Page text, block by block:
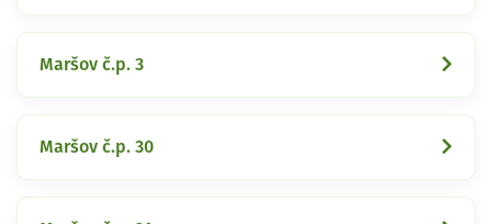
Maršov č.p. 3
Maršov č.p. 30